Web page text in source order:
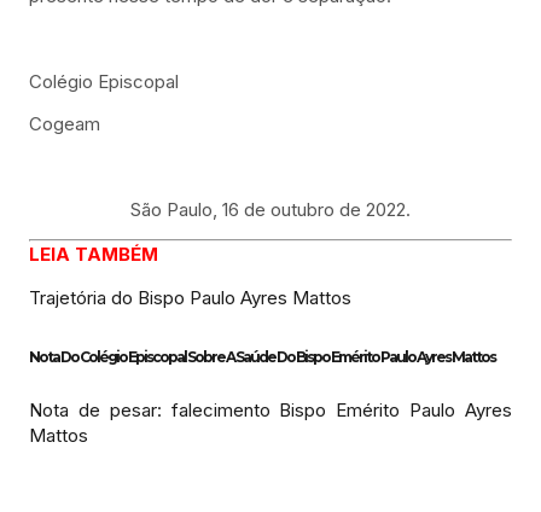
Colégio Episcopal
Cogeam
São Paulo, 16 de outubro de 2022.
LEIA TAMBÉM
Trajetória do Bispo Paulo Ayres Mattos
Nota Do Colégio Episcopal Sobre A Saúde Do Bispo Emérito Paulo Ayres Mattos
Nota de pesar: falecimento Bispo Emérito Paulo Ayres
Mattos